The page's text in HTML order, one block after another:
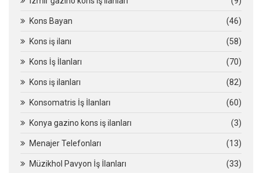
Kons Bayan (46)
Kons iş ilanı (58)
Kons İş İlanları (70)
Kons iş ilanları (82)
Konsomatris İş İlanları (60)
Konya gazino kons iş ilanları (3)
Menajer Telefonları (13)
Müzikhol Pavyon İş İlanları (33)